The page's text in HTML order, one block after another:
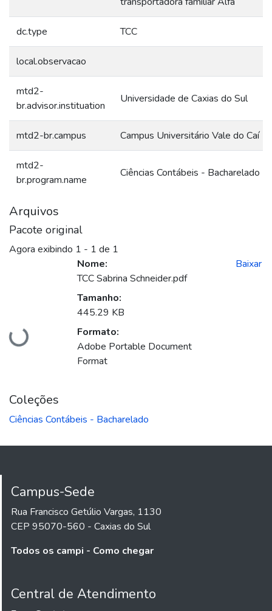
dc.type TCC
local.observacao
mtd2-
br.advisor.instituation
Universidade de Caxias do Sul
mtd2-br.campus Campus Universitário Vale do Caí
mtd2-
br.program.name
Ciências Contábeis - Bacharelado
Arquivos
Pacote original
Agora exibindo 1 - 1 de 1
Carregando...
Nome:
TCC Sabrina Schneider.pdf
Tamanho:
445.29 KB
Formato:
Adobe Portable Document
Format
Baixar
Coleções
Ciências Contábeis - Bacharelado
Campus-Sede
Rua Francisco Getúlio Vargas, 1130
CEP 95070-560 - Caxias do Sul
Todos os campi - Como chegar
Central de Atendimento